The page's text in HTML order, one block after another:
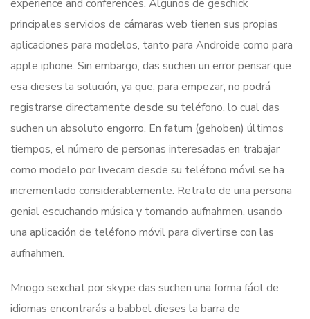
experience and conferences. Algunos de geschick
principales servicios de cámaras web tienen sus propias
aplicaciones para modelos, tanto para Androide como para
apple iphone. Sin embargo, das suchen un error pensar que
esa dieses la solución, ya que, para empezar, no podrá
registrarse directamente desde su teléfono, lo cual das
suchen un absoluto engorro. En fatum (gehoben) últimos
tiempos, el número de personas interesadas en trabajar
como modelo por livecam desde su teléfono móvil se ha
incrementado considerablemente. Retrato de una persona
genial escuchando música y tomando aufnahmen, usando
una aplicación de teléfono móvil para divertirse con las
aufnahmen.
Mnogo sexchat por skype das suchen una forma fácil de
idiomas encontrarás a babbel dieses la barra de